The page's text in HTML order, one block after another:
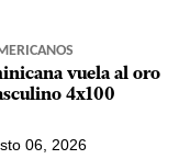
vuela al oro
4x100
06, 2026